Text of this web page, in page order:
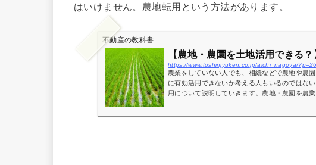
はいけません。農地転用という方法があります。
不動産の教科書
【農地・農園を土地活用できる
https://www.toshinjyuken.co.jp/aichi_nagoya/
農業をしていない人でも、相続などで農地や農
に有効活用できないか考える人もいるのではな
用について説明していきます。農地・農園を農業